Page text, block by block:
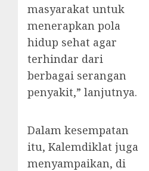
masyarakat untuk
menerapkan pola
hidup sehat agar
terhindar dari
berbagai serangan
penyakit,” lanjutnya.
Dalam kesempatan
itu, Kalemdiklat juga
menyampaikan, di